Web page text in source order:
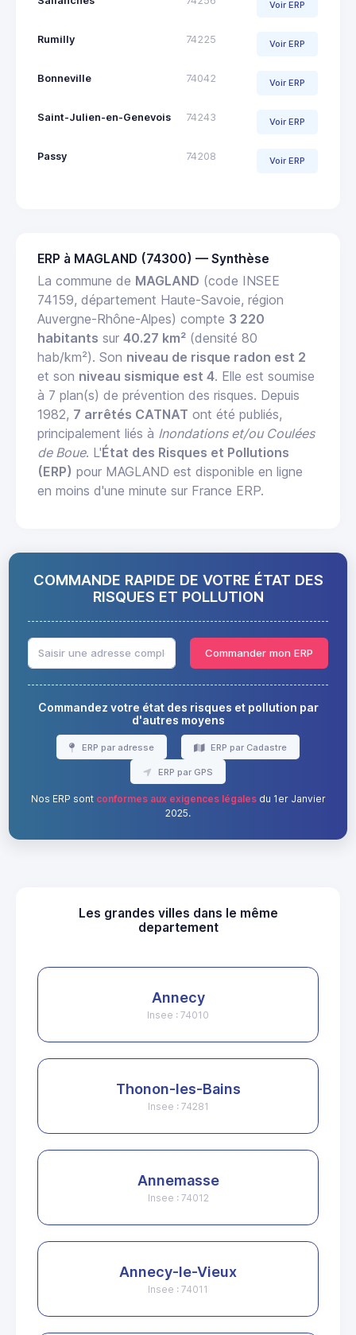
Voir ERP
Rumilly 74225 Voir ERP
Bonneville 74042 Voir ERP
Saint-Julien-en-Genevois 74243 Voir ERP
Passy 74208 Voir ERP
ERP à MAGLAND (74300) — Synthèse
La commune de MAGLAND (code INSEE
74159, département Haute-Savoie, région
Auvergne-Rhône-Alpes) compte 3 220
habitants sur 40.27 km² (densité 80
hab/km²). Son niveau de risque radon est 2
et son niveau sismique est 4. Elle est soumise
à 7 plan(s) de prévention des risques. Depuis
1982, 7 arrêtés CATNAT ont été publiés,
principalement liés à Inondations et/ou Coulées
de Boue. L'État des Risques et Pollutions
(ERP) pour MAGLAND est disponible en ligne
en moins d'une minute sur France ERP.
COMMANDE RAPIDE DE VOTRE ÉTAT DES
RISQUES ET POLLUTION
Commander mon ERP
Commandez votre état des risques et pollution par
d'autres moyens
ERP par adresse ERP par Cadastre
ERP par GPS
Nos ERP sont conformes aux exigences légalesdu 1er Janvier
2025.
Les grandes villes dans le même
departement
Annecy
Insee : 74010
Thonon-les-Bains
Insee : 74281
Annemasse
Insee : 74012
Annecy-le-Vieux
Insee : 74011